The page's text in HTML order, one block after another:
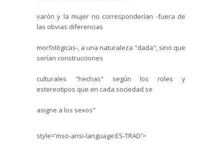
varón y la mujer no corresponderían -fuera de
las obvias diferencias
morfológicas-, a una naturaleza "dada", sino que
serían construcciones
culturales "hechas" según los roles y
estereotipos que en cada sociedad se
asigne a los sexos"
style='mso-ansi-language:ES-TRAD'>